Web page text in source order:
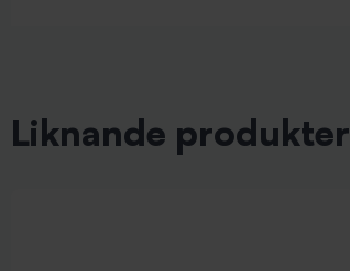
Liknande produkter